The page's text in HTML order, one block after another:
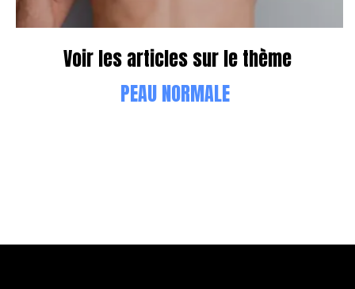
Voir les articles sur le thème
PEAU NORMALE